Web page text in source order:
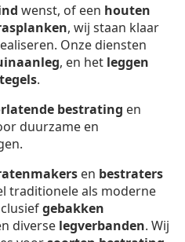
wenst, of een houten
, wij staan klaar
Onze diensten
, en het leggen
.
bestrating en
duurzame en
en bestraters
traditionele als moderne
gebakken
diverse legverbanden. Wij